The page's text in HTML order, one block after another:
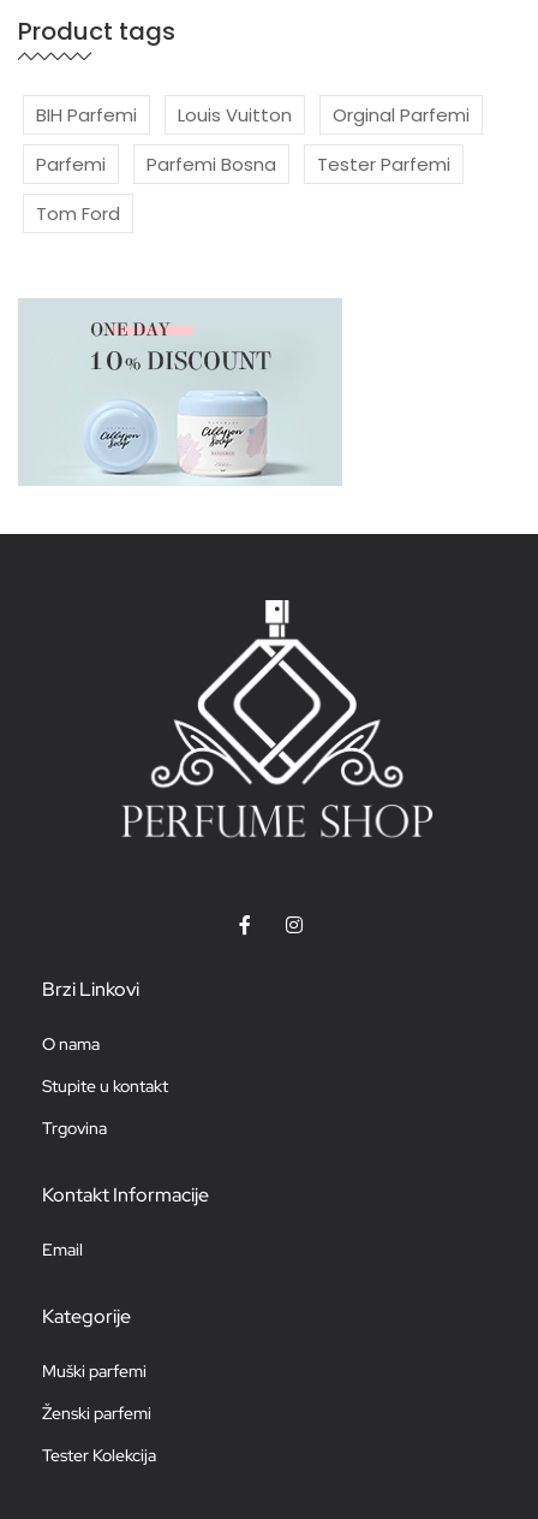
Product tags
BIH Parfemi Louis Vuitton
Orginal Parfemi
Parfemi
Parfemi Bosna
Tester Parfemi
Tom Ford
Brzi Linkovi
O nama
Stupite u kontakt
Trgovina
Kontakt Informacije
Email
Kategorije
Muški parfemi
Ženski parfemi
Tester Kolekcija